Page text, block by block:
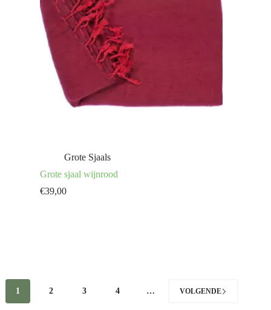
Grote Sjaals
Grote sjaal wijnrood
€39,00
1 2 3 4 … VOLGENDE